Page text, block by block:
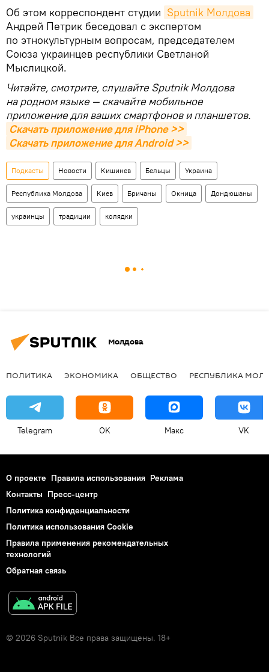
Об этом корреспондент студии Sputnik Молдова
Андрей Петрик беседовал с экспертом
по этнокультурным вопросам, председателем
Союза украинцев республики Светланой
Мыслицкой.
Читайте, смотрите, слушайте Sputnik Молдова
на родном языке — скачайте мобильное
приложение для ваших смартфонов и планшетов.
Скачать приложение для iPhone >>
Скачать приложение для Android >>
Подкасты Новости Кишинев Бельцы Украина
Республика Молдова Киев Бричаны Окница Дондюшаны
украинцы традиции колядки
Молдова
ПОЛИТИКА ЭКОНОМИКА ОБЩЕСТВО РЕСПУБЛИКА
Telegram OK Макс VK
О проекте Правила использования Реклама
Контакты Пресс-центр
Политика конфиденциальности
Политика использования Cookie
Правила применения рекомендательных
технологий
Обратная связь
© 2026 Sputnik Все права защищены. 18+